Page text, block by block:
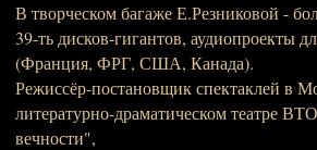
В творческом багаже Е.Резниковой -
39-ть дисков-гигантов, аудиопроекты
(Франция, ФРГ, США, Канада).
Режиссёр-постановщик спектаклей в
литературно-драматическом театре
вечности",